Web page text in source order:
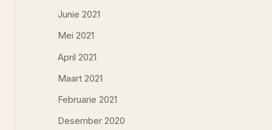
Junie 2021
Mei 2021
April 2021
Maart 2021
Februarie 2021
Desember 2020